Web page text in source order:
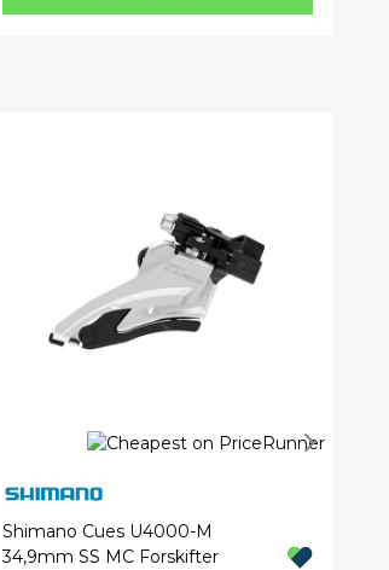
Shimano Cues U4000-M
34,9mm SS MC Forskifter